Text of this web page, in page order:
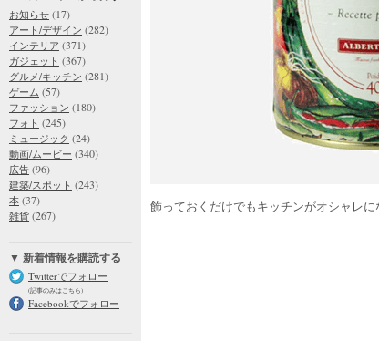
お知らせ (17)
アート/デザイン (282)
インテリア (371)
ガジェット (367)
グルメ/キッチン (281)
ゲーム (57)
ファッション (180)
フォト (245)
ミュージック (24)
動画/ムービー (340)
広告 (96)
建築/スポット (243)
本 (37)
雑貨 (267)
▼ 新着情報を購読する
Twitterでフォロー
(記事のみはこちら)
Facebookでフォロー
飾っておくだけでもキッチンがオシャレに